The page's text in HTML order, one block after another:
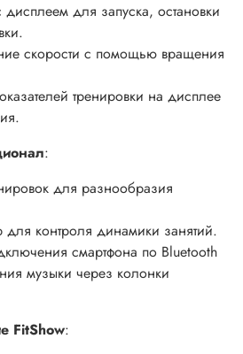
дисплеем для запуска, остановки
скорости с помощью вращения
тренировки на дисплее
:
для разнообразия
контроля динамики занятий.
смартфона по Bluetooth
музыки через колонки
FitShow: